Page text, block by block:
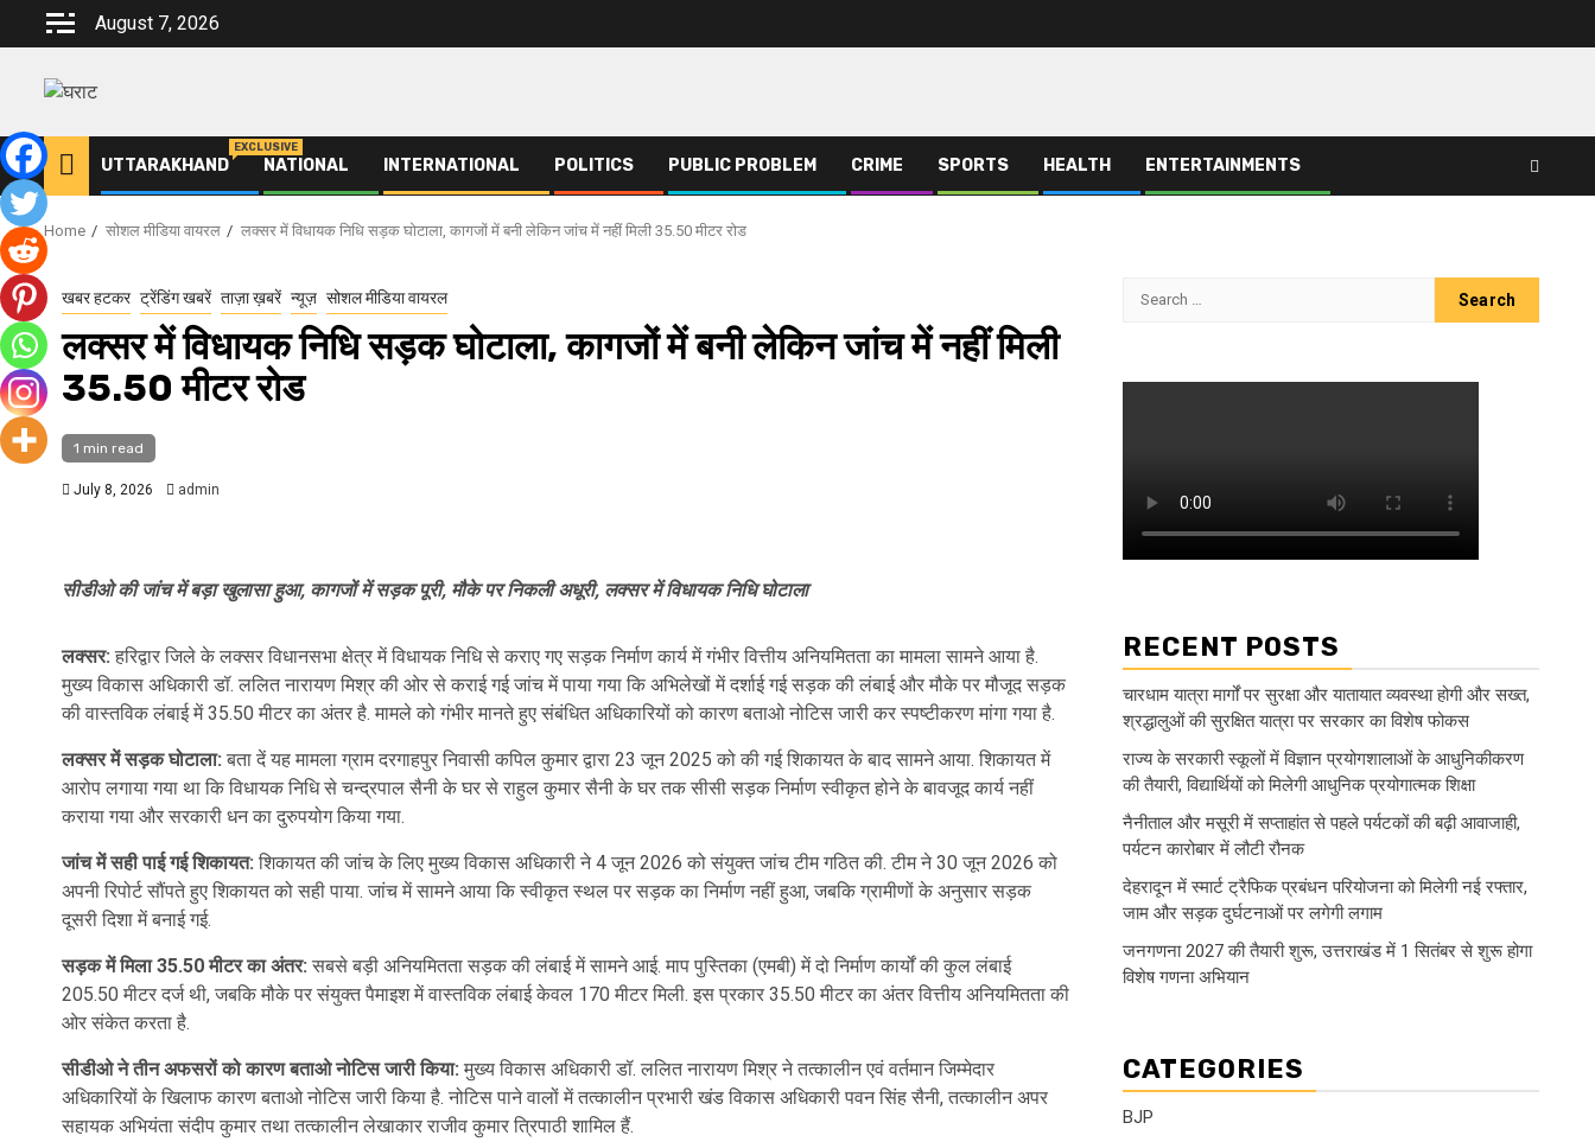
August 7, 2026
UTTARAKHAND
EXCLUSIVE
NATIONAL INTERNATIONAL POLITICS PUBLIC PROBLEM CRIME SPORTS HEALTH ENTERTAINMENTS
Home सोशल मीडिया वायरल लक्सर में विधायक निधि सड़क घोटाला, कागजों में बनी लेकिन जांच में नहीं मिली 35.50 मीटर रोड
खबर हटकर ट्रेंडिंग खबरें ताज़ा ख़बरें न्यूज़ सोशल मीडिया वायरल
लक्सर में विधायक निधि सड़क घोटाला, कागजों में बनी लेकिन जांच में नहीं मिली
35.50 मीटर रोड
1 min read
July 8, 2026 admin
सीडीओ की जांच में बड़ा खुलासा हुआ, कागजों में सड़क पूरी, मौके पर निकली अधूरी, लक्सर में विधायक निधि घोटाला
लक्सर: हरिद्वार जिले के लक्सर विधानसभा क्षेत्र में विधायक निधि से कराए गए सड़क निर्माण कार्य में गंभीर वित्तीय अनियमितता का मामला सामने आया है.
मुख्य विकास अधिकारी डॉ. ललित नारायण मिश्र की ओर से कराई गई जांच में पाया गया कि अभिलेखों में दर्शाई गई सड़क की लंबाई और मौके पर मौजूद सड़क
की वास्तविक लंबाई में 35.50 मीटर का अंतर है. मामले को गंभीर मानते हुए संबंधित अधिकारियों को कारण बताओ नोटिस जारी कर स्पष्टीकरण मांगा गया है.
लक्सर में सड़क घोटाला: बता दें यह मामला ग्राम दरगाहपुर निवासी कपिल कुमार द्वारा 23 जून 2025 को की गई शिकायत के बाद सामने आया. शिकायत में
आरोप लगाया गया था कि विधायक निधि से चन्द्रपाल सैनी के घर से राहुल कुमार सैनी के घर तक सीसी सड़क निर्माण स्वीकृत होने के बावजूद कार्य नहीं
कराया गया और सरकारी धन का दुरुपयोग किया गया.
जांच में सही पाई गई शिकायत: शिकायत की जांच के लिए मुख्य विकास अधिकारी ने 4 जून 2026 को संयुक्त जांच टीम गठित की. टीम ने 30 जून 2026 को
अपनी रिपोर्ट सौंपते हुए शिकायत को सही पाया. जांच में सामने आया कि स्वीकृत स्थल पर सड़क का निर्माण नहीं हुआ, जबकि ग्रामीणों के अनुसार सड़क
दूसरी दिशा में बनाई गई.
सड़क में मिला 35.50 मीटर का अंतर: सबसे बड़ी अनियमितता सड़क की लंबाई में सामने आई. माप पुस्तिका (एमबी) में दो निर्माण कार्यों की कुल लंबाई
205.50 मीटर दर्ज थी, जबकि मौके पर संयुक्त पैमाइश में वास्तविक लंबाई केवल 170 मीटर मिली. इस प्रकार 35.50 मीटर का अंतर वित्तीय अनियमितता की
ओर संकेत करता है.
सीडीओ ने तीन अफसरों को कारण बताओ नोटिस जारी किया: मुख्य विकास अधिकारी डॉ. ललित नारायण मिश्र ने तत्कालीन एवं वर्तमान जिम्मेदार
अधिकारियों के खिलाफ कारण बताओ नोटिस जारी किया है. नोटिस पाने वालों में तत्कालीन प्रभारी खंड विकास अधिकारी पवन सिंह सैनी, तत्कालीन अपर
सहायक अभियंता संदीप कुमार तथा तत्कालीन लेखाकार राजीव कुमार त्रिपाठी शामिल हैं.
Search
RECENT POSTS
चारधाम यात्रा मार्गों पर सुरक्षा और यातायात व्यवस्था होगी और सख्त,
श्रद्धालुओं की सुरक्षित यात्रा पर सरकार का विशेष फोकस
राज्य के सरकारी स्कूलों में विज्ञान प्रयोगशालाओं के आधुनिकीकरण
की तैयारी, विद्यार्थियों को मिलेगी आधुनिक प्रयोगात्मक शिक्षा
नैनीताल और मसूरी में सप्ताहांत से पहले पर्यटकों की बढ़ी आवाजाही,
पर्यटन कारोबार में लौटी रौनक
देहरादून में स्मार्ट ट्रैफिक प्रबंधन परियोजना को मिलेगी नई रफ्तार,
जाम और सड़क दुर्घटनाओं पर लगेगी लगाम
जनगणना 2027 की तैयारी शुरू, उत्तराखंड में 1 सितंबर से शुरू होगा
विशेष गणना अभियान
CATEGORIES
BJP